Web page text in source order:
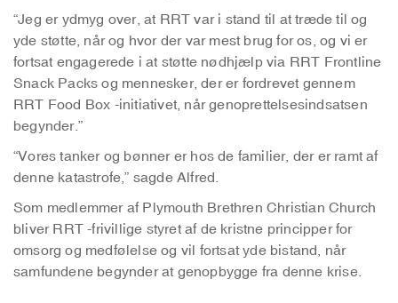
“Jeg er ydmyg over, at RRT var i stand til at træde til og
yde støtte, når og hvor der var mest brug for os, og vi er
fortsat engagerede i at støtte nødhjælp via RRT Frontline
Snack Packs og mennesker, der er fordrevet gennem
RRT Food Box -initiativet, når genoprettelsesindsatsen
begynder.”
“Vores tanker og bønner er hos de familier, der er ramt af
denne katastrofe,” sagde Alfred.
Som medlemmer af Plymouth Brethren Christian Church
bliver RRT -frivillige styret af de kristne principper for
omsorg og medfølelse og vil fortsat yde bistand, når
samfundene begynder at genopbygge fra denne krise.